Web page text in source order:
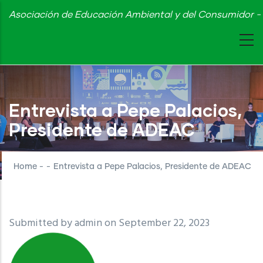
Skip
content
Asociación de Educación Ambiental y del Consumidor
Entrevista a Pepe Palacios,
Presidente de ADEAC
Home - - Entrevista a Pepe Palacios, Presidente de ADEAC
Submitted byadminon September 22, 2023